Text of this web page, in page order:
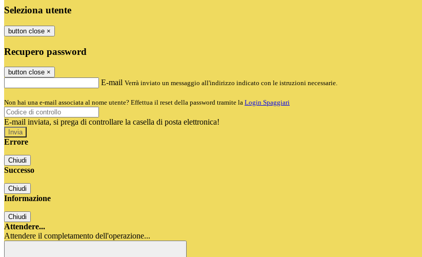
Seleziona utente
button close ×
Recupero password
button close ×
E-mail Verrà inviato un messaggio all'indirizzo indicato con le istruzioni necessarie.
Non hai una e-mail associata al nome utente? Effettua il reset della password tramite la Login Spaggiari
E-mail inviata, si prega di controllare la casella di posta elettronica!
Errore
Chiudi
Successo
Chiudi
Informazione
Chiudi
Attendere...
Attendere il completamento dell'operazione...